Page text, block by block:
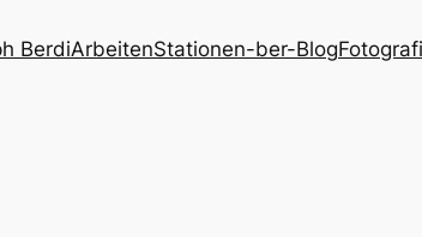
BerdiArbeitenStationen-ber-Blog